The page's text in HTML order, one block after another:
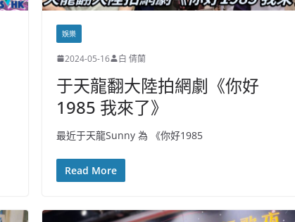
娛樂
2024-05-16 白 倩蘭
于天龍翻大陸拍網劇《你好
1985 我來了》
最近于天龍Sunny 為 《你好1985
Read More